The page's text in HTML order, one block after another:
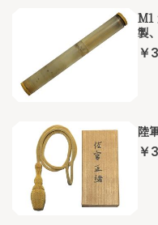
M1
製
￥
陸
￥